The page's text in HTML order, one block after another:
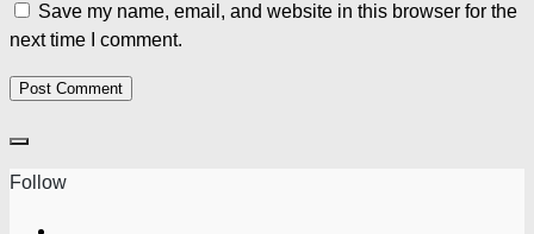
Save my name, email, and website in this browser for the
next time I comment.
Follow